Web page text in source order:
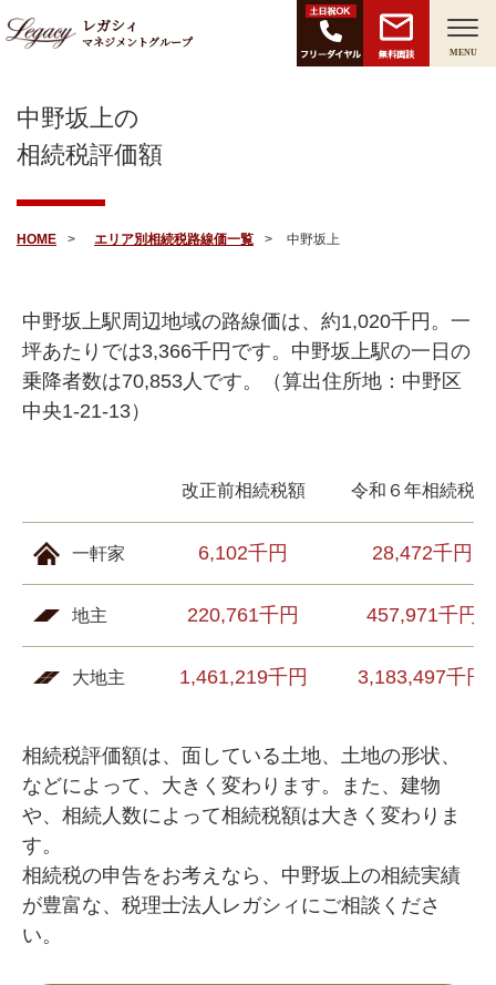
レガシィ
マネジメントグループ
無料面談 MENU
中野坂上の
相続税評価額
HOME エリア別相続税路線価一覧 中野坂上
中野坂上駅周辺地域の路線価は、約1,020千円。一
坪あたりでは3,366千円です。中野坂上駅の一日の
乗降者数は70,853人です。（算出住所地：中野区
中央1-21-13）
改正前相続税額 令和６年相続税額
一軒家 6,102千円 28,472千円
地主 220,761千円 457,971千円
大地主 1,461,219千円 3,183,497千円
相続税評価額は、面している土地、土地の形状、
などによって、大きく変わります。また、建物
や、相続人数によって相続税額は大きく変わりま
す。
相続税の申告をお考えなら、中野坂上の相続実績
が豊富な、税理士法人レガシィにご相談くださ
い。